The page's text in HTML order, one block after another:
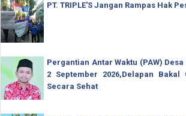
PT. TRIPLE'S Jangan Rampas Hak
Pergantian Antar Waktu (PAW)
2 September 2026,Delapan
Secara Sehat